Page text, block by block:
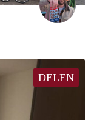
DELEN